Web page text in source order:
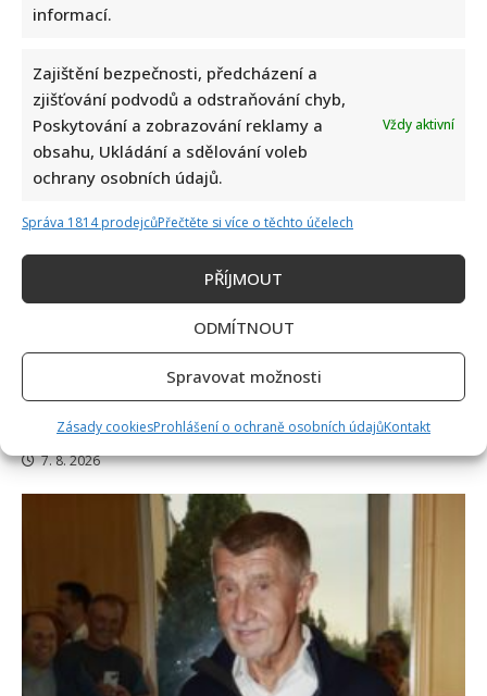
informací.
Zajištění bezpečnosti, předcházení a
zjišťování podvodů a odstraňování chyb,
Poskytování a zobrazování reklamy a
obsahu, Ukládání a sdělování voleb
ochrany osobních údajů.
Vždy aktivní
Správa 1814 prodejcůPřečtěte si více o těchto účelech
PŘÍJMOUT
ODMÍTNOUT
Spravovat možnosti
Zásady cookiesProhlášení o ochraně osobních údajůKontakt
klimatické krizi: Svým videem rozdělil společnost
8. 8. 2026
Tragický konec Františka Sahuly: Kytaristu Tří sester
mladíci ubili kvůli banálnímu sporu
7. 8. 2026